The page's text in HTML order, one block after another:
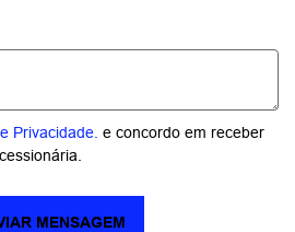
Privacidade. e concordo em receber
MENSAGEM